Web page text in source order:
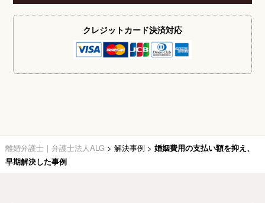
クレジットカード決済対応
離婚弁護士｜弁護士法人ALG > 解決事例 > 婚姻費用の支払い額を抑え、
早期解決した事例